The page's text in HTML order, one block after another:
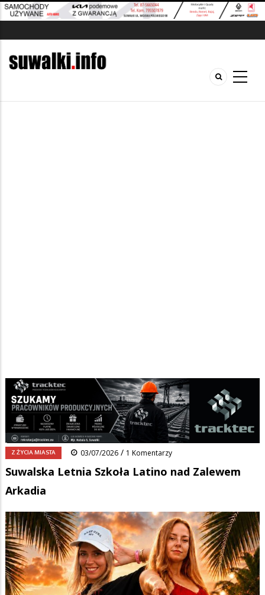
Ścieżka
nawigacyjna
Strona główna Wiadomości/Z życia miasta/
Suwalska Letnia Szkoła Latino nad Zalewem Arkadia
FacebookPinterest Tumblr
0 Reddit Share
Z ŻYCIA MIASTA 03/07/2026 / 1 Komentarzy
Suwalska Letnia Szkoła Latino nad Zalewem
Arkadia